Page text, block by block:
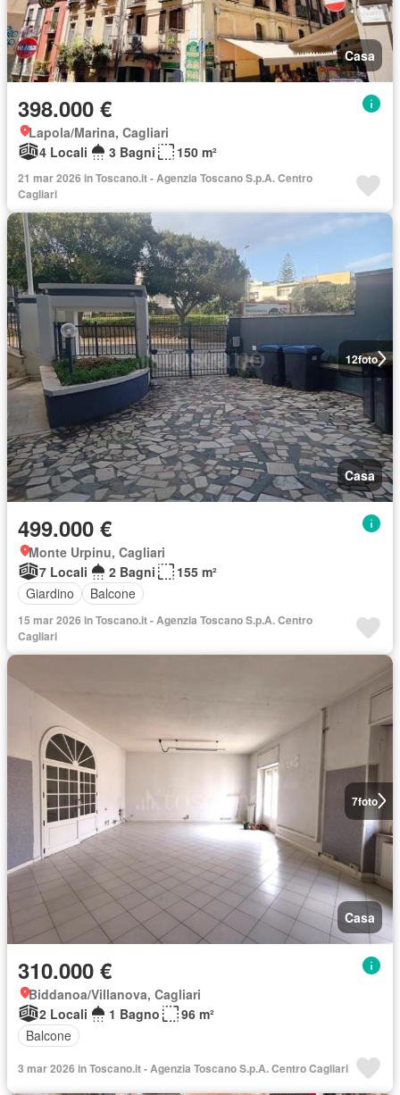
Casa
398.000 €
Lapola/Marina, Cagliari
4 Locali
3 Bagni 150 m²
21 mar 2026 in Toscano.it - Agenzia Toscano S.p.A. Centro
Cagliari
12foto
Casa
499.000 €
Monte Urpinu, Cagliari
7 Locali
2 Bagni
155 m²
Giardino
Balcone
15 mar 2026 in Toscano.it - Agenzia Toscano S.p.A. Centro
Cagliari
7foto
Casa
310.000 €
Biddanoa/Villanova, Cagliari
2 Locali
1 Bagno
96 m²
Balcone
3 mar 2026 in Toscano.it - Agenzia Toscano S.p.A. Centro Cagliari